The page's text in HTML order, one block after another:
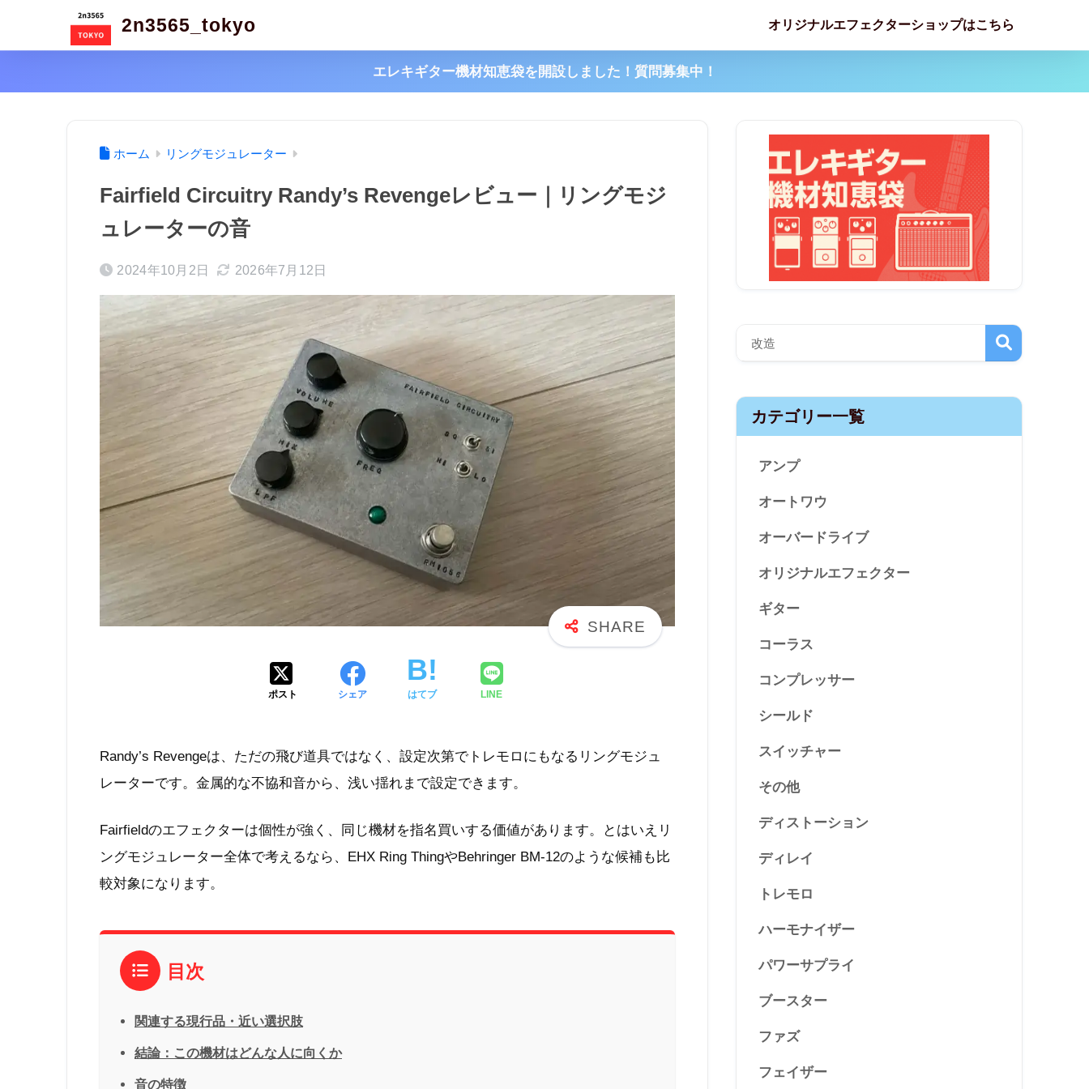
2n3565_tokyo オリジナルエフェクターショップはこちら
エレキギター機材知恵袋を開設しました！質問募集中！
ホーム リングモジュレーター
Fairfield Circuitry Randy’s Revengeレビュー｜リングモジ
ュレーターの音
2024年10月2日 2026年7月12日
ポスト シェア はてブ LINE
Randy’s Revengeは、ただの飛び道具ではなく、設定次第でトレモロにもなるリングモジュ
レーターです。金属的な不協和音から、浅い揺れまで設定できます。
Fairfieldのエフェクターは個性が強く、同じ機材を指名買いする価値があります。とはいえリ
ングモジュレーター全体で考えるなら、EHX Ring ThingやBehringer BM-12のような候補も比
較対象になります。
目次
関連する現行品・近い選択肢
結論：この機材はどんな人に向くか
音の特徴
カテゴリー一覧
アンプ
オートワウ
オーバードライブ
オリジナルエフェクター
ギター
コーラス
コンプレッサー
シールド
スイッチャー
その他
ディストーション
ディレイ
トレモロ
ハーモナイザー
パワーサプライ
ブースター
ファズ
フェイザー